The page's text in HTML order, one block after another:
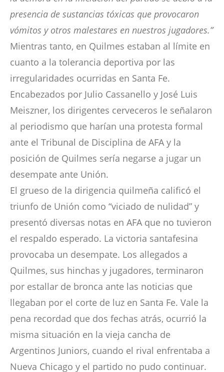
presencia de sustancias tóxicas que provocaron
vómitos y otros malestares en nuestros jugadores.”
Mientras tanto, en Quilmes estaban al límite en
cuanto a la tolerancia deportiva por las
irregularidades ocurridas en Santa Fe.
Encabezados por Julio Cassanello y José Luis
Meiszner, los dirigentes cerveceros le señalaron
al periodismo que harían una protesta formal
ante el Tribunal de Disciplina de AFA y la
posición de Quilmes sería negarse a jugar un
desempate ante Unión.
El grueso de la dirigencia quilmeña calificó el
triunfo de Unión como “viciado de nulidad” y
presentó diversas notas en AFA que no tuvieron
el respaldo esperado. La victoria santafesina
provocaba un desempate. Los allegados a
Quilmes, sus hinchas y jugadores, terminaron
por estallar de bronca ante las noticias que
llegaban por el corte de luz en Santa Fe. Vale la
pena recordad que dos fechas atrás, ocurrió la
misma situación en la vieja cancha de
Argentinos Juniors, cuando el rival enfrentaba a
Nueva Chicago y el partido no pudo continuar.